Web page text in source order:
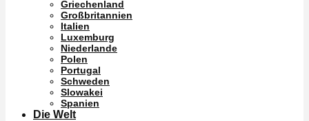
Griechenland
Großbritannien
Italien
Luxemburg
Niederlande
Polen
Portugal
Schweden
Slowakei
Spanien
Die Welt